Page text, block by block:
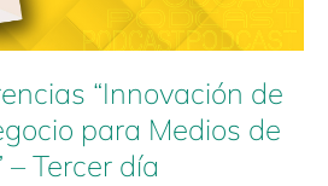
“Innovación de
para Medios de
– Tercer día